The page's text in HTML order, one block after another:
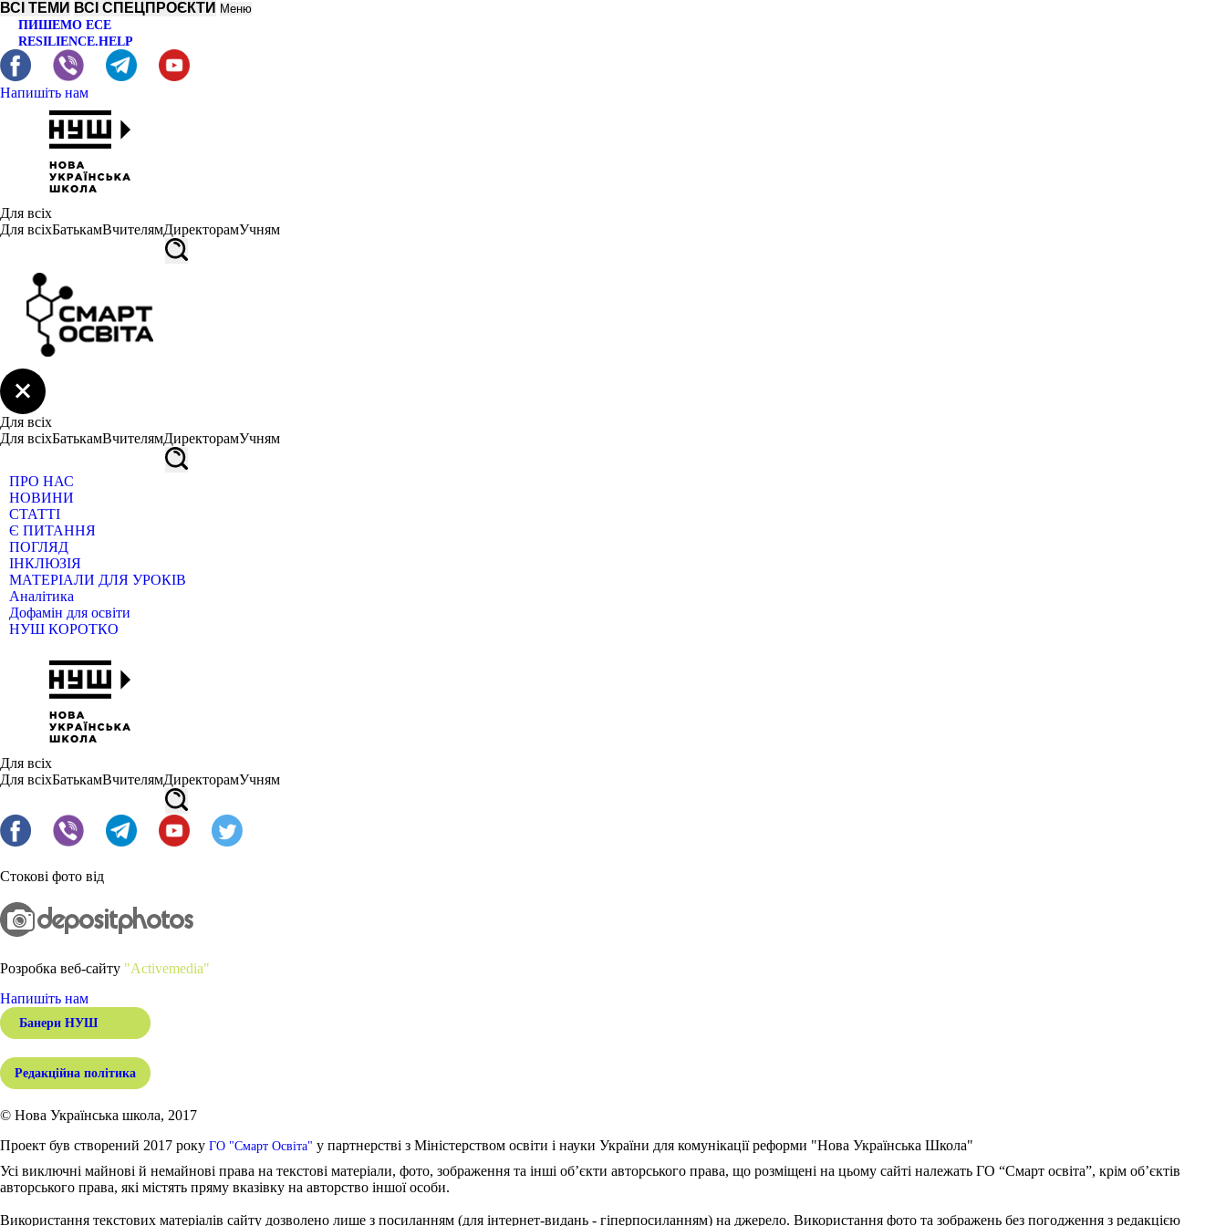
ВСІ ТЕМИ ВСІ СПЕЦПРОЄКТИ Меню
ПИШЕМО ЕСЕ
RESILIENCE.HELP
Напишіть нам
Для всіх
Для всіхБатькамВчителямДиректорамУчням
Для всіх
Для всіхБатькамВчителямДиректорамУчням
ПРО НАС
НОВИНИ
СТАТТІ
Є ПИТАННЯ
ПОГЛЯД
ІНКЛЮЗІЯ
МАТЕРІАЛИ ДЛЯ УРОКІВ
Аналітика
Дофамін для освіти
НУШ КОРОТКО
Для всіх
Для всіхБатькамВчителямДиректорамУчням
Стокові фото від
Розробка веб-сайту "Activemedia"
Напишіть нам
Банери НУШ
Редакційна політика
© Нова Українська школа, 2017
Проект був створений 2017 року ГО "Смарт Освіта" у партнерстві з Міністерством освіти і науки України для комунікації реформи "Нова Українська Школа"
Усі виключні майнові й немайнові права на текстові матеріали, фото, зображення та інші об’єкти авторського права, що розміщені на цьому сайті належать ГО “Смарт освіта”, крім об’єктів
авторського права, які містять пряму вказівку на авторство іншої особи.
Використання текстових матеріалів сайту дозволено лише з посиланням (для інтернет-видань - гіперпосиланням) на джерело. Використання фото та зображень без погодження з редакцією